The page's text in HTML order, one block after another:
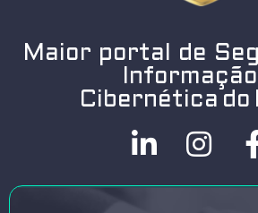
Maior portal de
Cibernética do